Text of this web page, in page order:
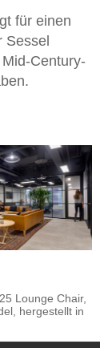
für einen
Sessel
Century-
Lounge Chair,
hergestellt in